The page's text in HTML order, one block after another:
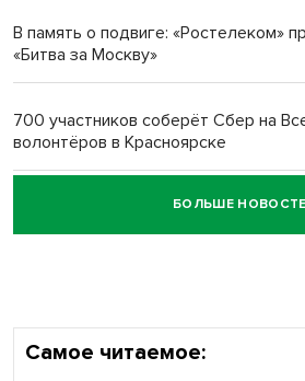
Обновлённое отделение ВТБ
В память о подвиге: «Ростелеком»
«Битва за Москву»
700 участников соберёт Сбер на
волонтёров в Красноярске
Честный выбор: видеонаблюдение
объективность результатов ЕДГ в
БОЛЬШЕ
Самое читаемое: